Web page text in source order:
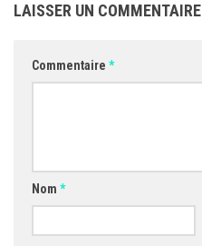
LAISSER UN COMMENTAIRE
Commentaire *
Nom *